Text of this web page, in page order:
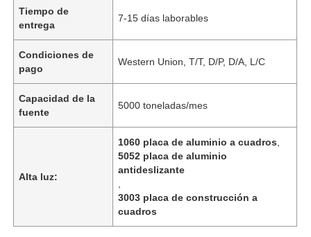
Tiempo de
entrega
7-15 días laborables
Condiciones de
pago
Western Union, T/T, D/P, D/A, L/C
Capacidad de la
fuente
5000 toneladas/mes
Alta luz:
1060 placa de aluminio a cuadros
5052 placa de aluminio
antideslizante
3003 placa de construcción a
cuadros